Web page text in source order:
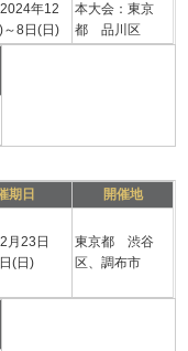
年12
～8日(日)
本大会：東京
都 品川区
期日 開催地
月23日
(日)
東京都 渋谷
区、調布市